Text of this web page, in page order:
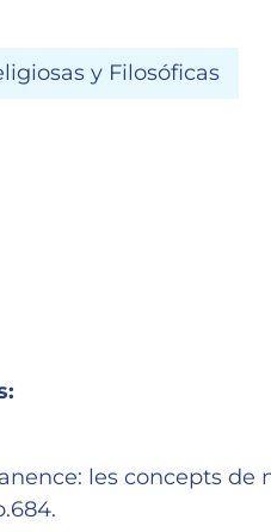
y Filosóficas
les concepts de